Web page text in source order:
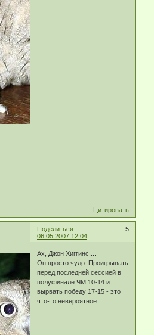
Цитировать
Поделиться
5
06.05.2007 12:04
Ах, Джон Хиггинс....
Он просто чудо. Проигрывать
перед последней сессией в
полуфинале ЧМ 10-14 и
вырвать победу 17-15 - это
что-то невероятное...